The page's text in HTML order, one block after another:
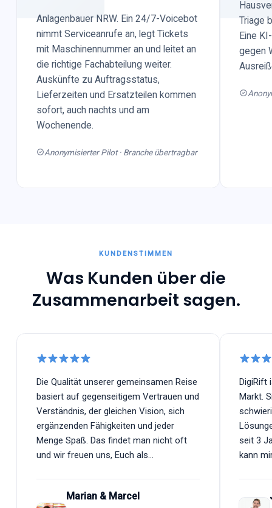
Anlagenbauer NRW. Ein 24/7-Voicebot
nimmt Serviceanrufe an, legt Tickets
mit Maschinennummer an und leitet an
die richtige Fachabteilung weiter.
Auskünfte zu Auftragsstatus,
Lieferzeiten und Ersatzteilen kommen
sofort, auch nachts und am
Wochenende.
Anonymisierter Pilot · Branche übertragbar
Triage
Eine
gegen
KUNDENSTIMMEN
Was Kunden über die
Zusammenarbeit sagen.
Die Qualität unserer gemeinsamen Reise
basiert auf gegenseitigem Vertrauen und
Verständnis, der gleichen Vision, sich
ergänzenden Fähigkeiten und jeder
Menge Spaß. Das findet man nicht oft
und wir freuen uns, Euch als
Marian & Marcel
DigiRift
Markt.
seit 3
kann